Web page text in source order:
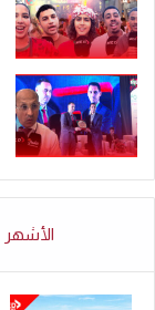
الأشهر